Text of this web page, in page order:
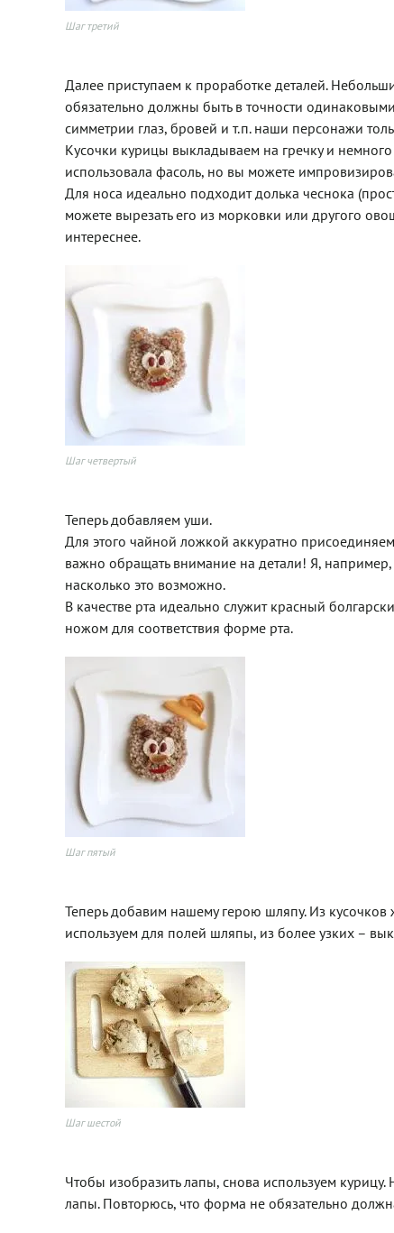
Шаг третий
Далее приступаем к проработке деталей.
обязательно должны быть в точности
симметрии глаз, бровей и т.п. наши персонажи
Кусочки курицы выкладываем на гречку и
использовала фасоль, но вы можете
Для носа идеально подходит долька чеснока
можете вырезать его из морковки или другого
интереснее.
Шаг четвертый
Теперь добавляем уши.
Для этого чайной ложкой аккуратно
важно обращать внимание на детали! Я,
насколько это возможно.
В качестве рта идеально служит красный
ножом для соответствия форме рта.
Шаг пятый
Теперь добавим нашему герою шляпу. Из
используем для полей шляпы, из более узких –
Шаг шестой
Чтобы изобразить лапы, снова используем
лапы. Повторюсь, что форма не обязательно